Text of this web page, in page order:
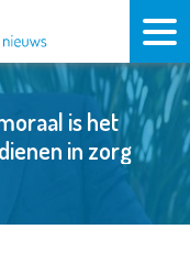
is het
in zorg